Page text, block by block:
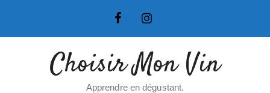
Choisir Mon Vin
Apprendre en dégustant.